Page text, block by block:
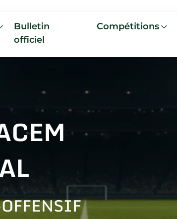
Bulletin
officiel
Compétitions